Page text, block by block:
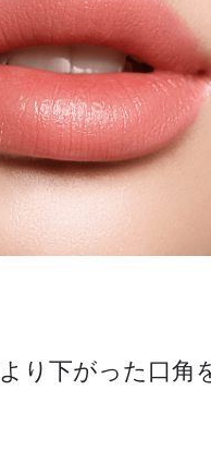
り下がった口角